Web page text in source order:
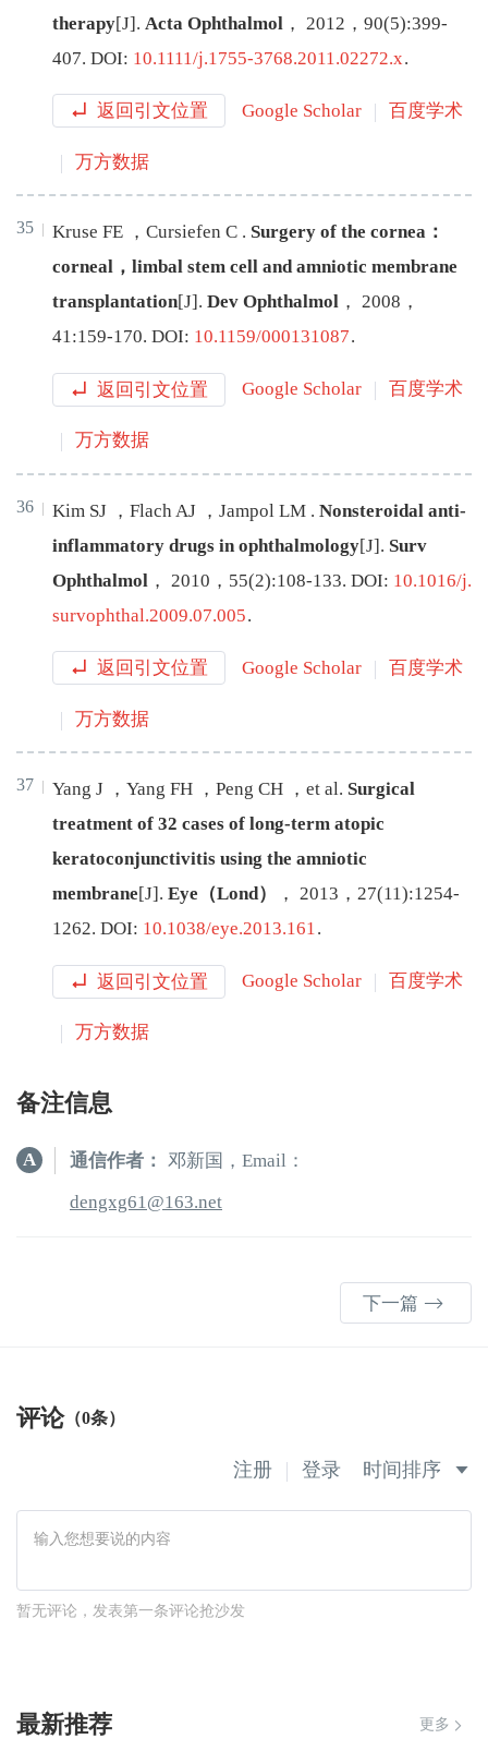
therapy[J]. Acta Ophthalmol ， 2012 ， 90(5):399-
407. DOI: 10.1111/j.1755-3768.2011.02272.x.
返回引文位置 Google Scholar 百度学术
万方数据
35 Kruse FE ， Cursiefen C . Surgery of the cornea：
corneal，limbal stem cell and amniotic membrane
transplantation[J] . Dev Ophthalmol ， 2008 ，
41:159-170. DOI: 10.1159/000131087.
返回引文位置 Google Scholar 百度学术
万方数据
36 Kim SJ ， FlachAJ ， Jampol LM . Nonsteroidal anti-
inflammatory drugs in ophthalmology[J]. Surv
Ophthalmol ， 2010 ， 55(2):108-133. DOI: 10.1016/j.
survophthal.2009.07.005.
返回引文位置 Google Scholar 百度学术
万方数据
37 Yang J ， Yang FH ， Peng CH ， et al. Surgical
treatment of 32 cases of long-term atopic
keratoconjunctivitis using the amniotic
membrane[J] . Eye（Lond） ， 2013 ， 27(11):1254-
1262. DOI: 10.1038/eye.2013.161.
返回引文位置 Google Scholar 百度学术
万方数据
备注信息
A 通信作者：
邓新国，Email：
ten
.3
61
16gxgned
下一篇
评论（0条）
注册 登录 时间排序
暂无评论，发表第一条评论抢沙发
最新推荐 更多